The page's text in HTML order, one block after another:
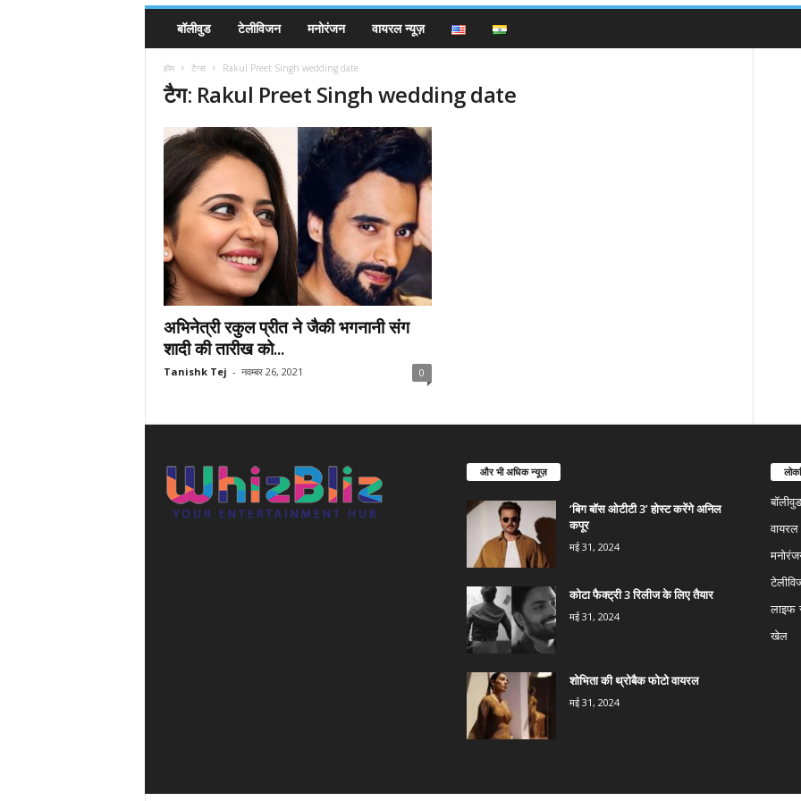
बॉलीवुड टेलीविजन मनोरंजन वायरल न्यूज़
होम टैग्स Rakul Preet Singh wedding date
टैग: Rakul Preet Singh wedding date
अभिनेत्री रकुल प्रीत ने जैकी भगनानी संग
शादी की तारीख को...
Tanishk Tej - नवम्बर 26, 2021 0
और भी अधिक न्यूज़
‘बिग बॉस ओटीटी 3’ होस्ट करेंगे अनिल
कपूर
मई 31, 2024
कोटा फैक्ट्री 3 रिलीज के लिए तैयार
मई 31, 2024
शोभिता की थ्रोबैक फोटो वायरल
मई 31, 2024
बॉलीवुड
लाइफ
खेल